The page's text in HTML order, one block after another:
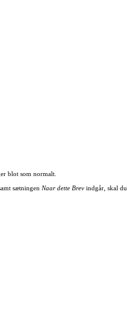
blot som normalt.
sætningen Naar dette Brevindgår, skal du